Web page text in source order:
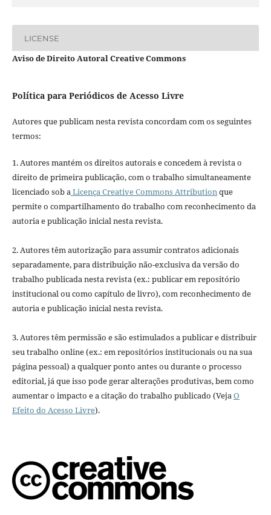
LICENSE
Aviso de Direito Autoral Creative Commons
Política para Periódicos de Acesso Livre
Autores que publicam nesta revista concordam com os seguintes
termos:
1. Autores mantém os direitos autorais e concedem à revista o
direito de primeira publicação, com o trabalho simultaneamente
licenciado sob aLicença Creative Commons Attributionque
permite o compartilhamento do trabalho com reconhecimento da
autoria e publicação inicial nesta revista.
2. Autores têm autorização para assumir contratos adicionais
separadamente, para distribuição não-exclusiva da versão do
trabalho publicada nesta revista (ex.: publicar em repositório
institucional ou como capítulo de livro), com reconhecimento de
autoria e publicação inicial nesta revista.
3. Autores têm permissão e são estimulados a publicar e distribuir
seu trabalho online (ex.: em repositórios institucionais ou na sua
página pessoal) a qualquer ponto antes ou durante o processo
editorial, já que isso pode gerar alterações produtivas, bem como
aumentar o impacto e a citação do trabalho publicado (VejaO
Efeito do Acesso Livre).